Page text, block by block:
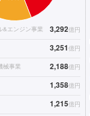
&エンジン事業 3,292億円
3,251億円
械事業 2,188億円
1,358億円
1,215億円